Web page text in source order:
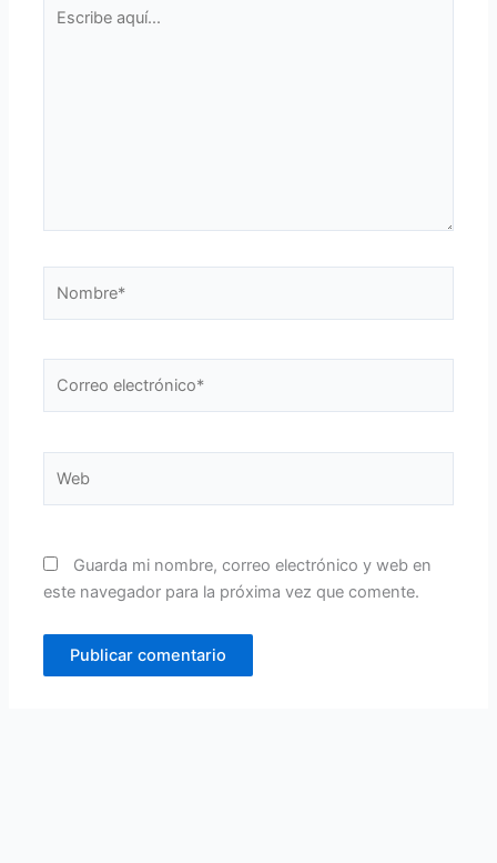
aquí...
Guarda mi nombre, correo electrónico y web en
este navegador para la próxima vez que comente.